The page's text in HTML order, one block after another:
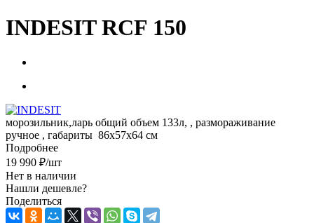
INDESIT RCF 150
морозильник,ларь общий объем 133л, , размораживание
ручное , габариты 86x57x64 см
Подробнее
19 990 ₽/шт
Нет в наличии
Нашли дешевле?
Поделиться